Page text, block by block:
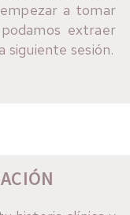
a tomar
extraer
siguiente sesión.